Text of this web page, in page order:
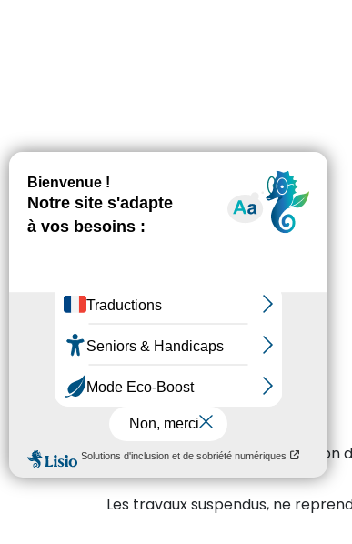
Lors des travaux de construction
Les travaux suspendus, ne